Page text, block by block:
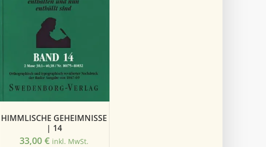
HIMMLISCHE GEHEIMNISSE
| 14
33,00€ inkl. MwSt.